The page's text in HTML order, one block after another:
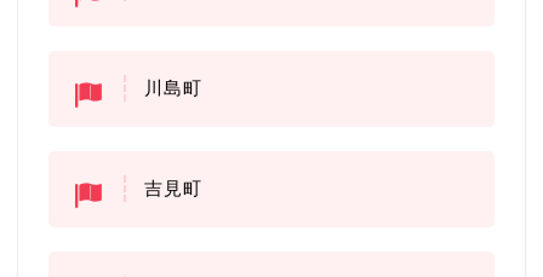
川島町
吉見町